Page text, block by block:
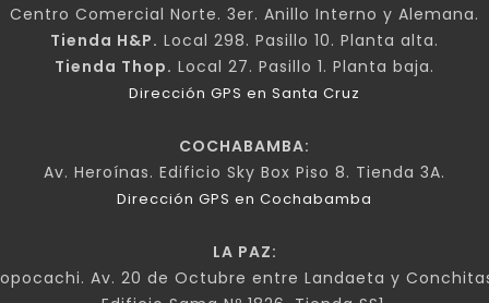
Centro Comercial Norte. 3er. Anillo Interno y Alemana.
Tienda H&P. Local 298. Pasillo 10. Planta alta.
Tienda Thop. Local 27. Pasillo 1. Planta baja.
Dirección GPS en Santa Cruz
COCHABAMBA:
Av. Heroínas. Edificio Sky Box Piso 8. Tienda 3A.
Dirección GPS en Cochabamba
LA PAZ:
Av. 20 de Octubre entre Landaeta y